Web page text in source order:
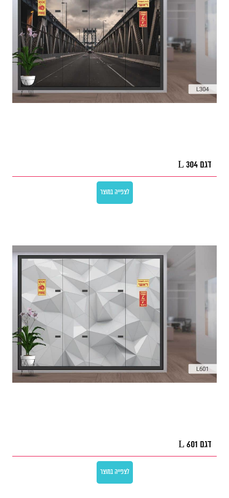
דגם L 304
לצפייה במוצר
דגם L 601
לצפייה במוצר